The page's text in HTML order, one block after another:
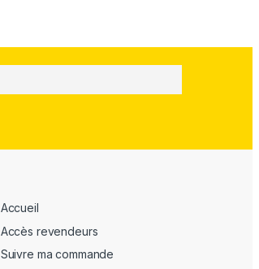
Accueil
Accès revendeurs
Suivre ma commande